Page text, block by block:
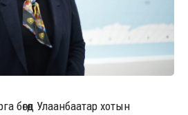
бөгөөд Улаанбаатар хотын